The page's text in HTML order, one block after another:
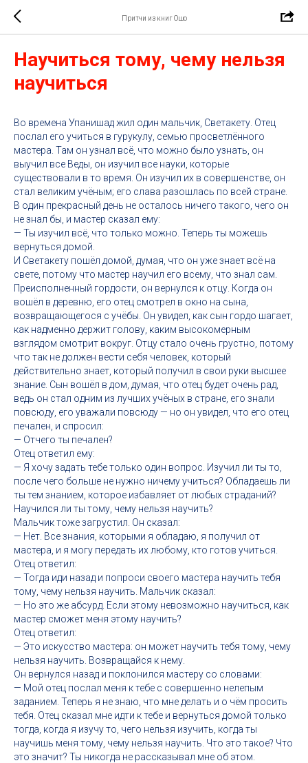
Притчи из книг Ошо
Научиться тому, чему нельзя
научиться
Во времена Упанишад жил один мальчик, Светакету. Отец
послал его учиться в гурукулу, семью просветлённого
мастера. Там он узнал всё, что можно было узнать, он
выучил все Веды, он изучил все науки, которые
существовали в то время. Он изучил их в совершенстве, он
стал великим учёным; его слава разошлась по всей стране.
В один прекрасный день не осталось ничего такого, чего он
не знал бы, и мастер сказал ему:
— Ты изучил всё, что только можно. Теперь ты можешь
вернуться домой.
И Светакету пошёл домой, думая, что он уже знает всё на
свете, потому что мастер научил его всему, что знал сам.
Преисполненный гордости, он вернулся к отцу. Когда он
вошёл в деревню, его отец смотрел в окно на сына,
возвращающегося с учёбы. Он увидел, как сын гордо шагает,
как надменно держит голову, каким высокомерным
взглядом смотрит вокруг. Отцу стало очень грустно, потому
что так не должен вести себя человек, который
действительно знает, который получил в свои руки высшее
знание. Сын вошёл в дом, думая, что отец будет очень рад,
ведь он стал одним из лучших учёных в стране, его знали
повсюду, его уважали повсюду — но он увидел, что его отец
печален, и спросил:
— Отчего ты печален?
Отец ответил ему:
— Я хочу задать тебе только один вопрос. Изучил ли ты то,
после чего больше не нужно ничему учиться? Обладаешь ли
ты тем знанием, которое избавляет от любых страданий?
Научился ли ты тому, чему нельзя научить?
Мальчик тоже загрустил. Он сказал:
— Нет. Все знания, которыми я обладаю, я получил от
мастера, и я могу передать их любому, кто готов учиться.
Отец ответил:
— Тогда иди назад и попроси своего мастера научить тебя
тому, чему нельзя научить. Мальчик сказал:
— Но это же абсурд. Если этому невозможно научиться, как
мастер сможет меня этому научить?
Отец ответил:
— Это искусство мастера: он может научить тебя тому, чему
нельзя научить. Возвращайся к нему.
Он вернулся назад и поклонился мастеру со словами:
— Мой отец послал меня к тебе с совершенно нелепым
заданием. Теперь я не знаю, что мне делать и о чём просить
тебя. Отец сказал мне идти к тебе и вернуться домой только
тогда, когда я изучу то, чего нельзя изучить, когда ты
научишь меня тому, чему нельзя научить. Что это такое? Что
это значит? Ты никогда не рассказывал мне об этом.